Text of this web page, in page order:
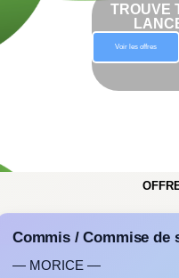
TROUVE
Voir les offres
Commis / Commise de
— MORICE —